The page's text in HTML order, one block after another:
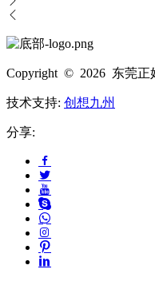
Copyright © 2026 东莞正
技术支持: 创想九州
分享: